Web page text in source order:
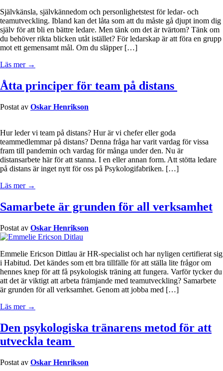
Självkänsla, självkännedom och personlighetstest för ledar- och
teamutveckling. Ibland kan det låta som att du måste gå djupt inom dig
själv för att bli en bättre ledare. Men tänk om det är tvärtom? Tänk om
du behöver rikta blicken utåt istället? För ledarskap är att föra en grupp
mot ett gemensamt mål. Om du släpper […]
Läs mer →
Åtta principer för team på distans
Postat av Oskar Henrikson
Hur leder vi team på distans? Hur är vi chefer eller goda
teammedlemmar på distans? Denna fråga har varit vardag för vissa
fram till pandemin och vardag för många under den. Nu är
distansarbete här för att stanna. I en eller annan form. Att stötta ledare
på distans är inget nytt för oss på Psykologifabriken. […]
Läs mer →
Samarbete är grunden för all verksamhet
Postat av Oskar Henrikson
Emmelie Ericson Dittlau är HR-specialist och har nyligen certifierat sig
i Habitud. Det kändes som ett bra tillfälle för att ställa lite frågor om
hennes knep för att få psykologisk träning att fungera. Varför tycker du
att det är viktigt att arbeta främjande med teamutveckling? Samarbete
är grunden för all verksamhet. Genom att jobba med […]
Läs mer →
Den psykologiska tränarens metod för att
utveckla team
Postat av Oskar Henrikson